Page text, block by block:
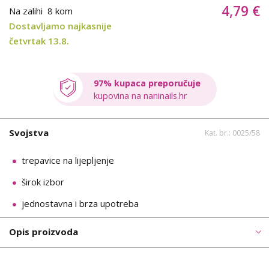
Na zalihi 8 kom
Dostavljamo najkasnije
četvrtak 13.8.
4,79 €
97% kupaca preporučuje
kupovina na naninails.hr
Svojstva Kat. br.: 0025/58
trepavice na lijepljenje
širok izbor
jednostavna i brza upotreba
Opis proizvoda